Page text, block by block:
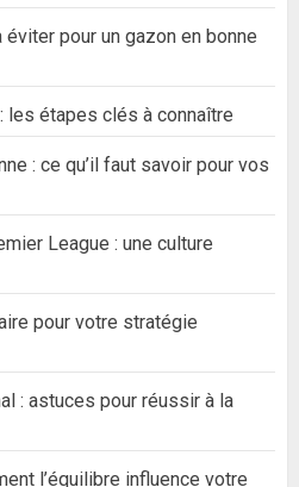
pour un gazon en bonne
étapes clés à connaître
: ce qu’il faut savoir pour vos
League : une culture
pour votre stratégie
: astuces pour réussir à la
l’équilibre influence votre